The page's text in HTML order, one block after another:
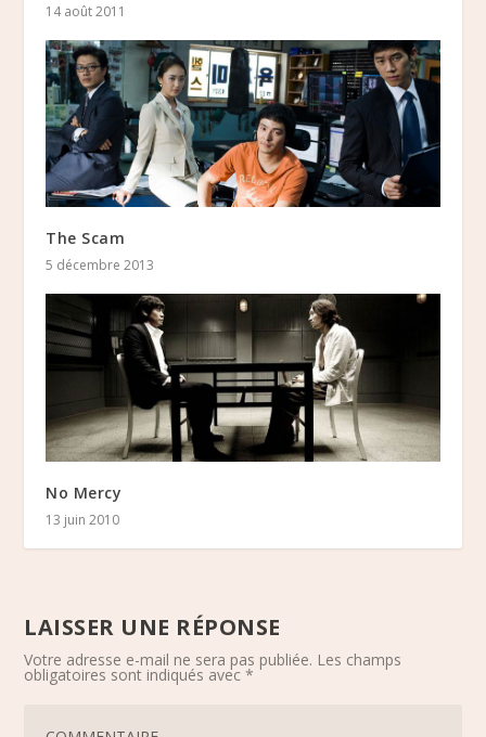
14 août 2011
The Scam
5 décembre 2013
No Mercy
13 juin 2010
LAISSER UNE RÉPONSE
Votre adresse e-mail ne sera pas publiée. Les champs
obligatoires sont indiqués avec*